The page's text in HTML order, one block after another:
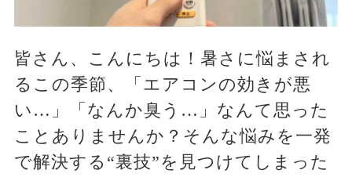
皆さん、こんにちは！暑さに悩まされ
るこの季節、「エアコンの効きが悪
い…」「なんか臭う…」なんて思った
ことありませんか？そんな悩みを一発
で解決する“裏技”を見つけてしまった